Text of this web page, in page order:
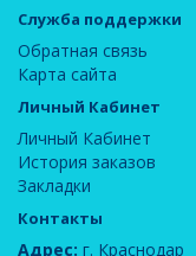
Служба поддержки
Обратная связь
Карта сайта
Личный Кабинет
Личный Кабинет
История заказов
Закладки
Контакты
Адрес: г. Краснодар